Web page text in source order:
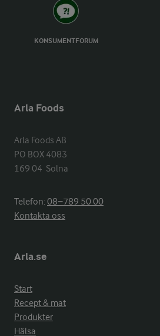
KONSUMENTFORUM
Arla Foods
Arla Foods AB
PO BOX 4083
169 04  Solna
Telefon:08−789 50 00
Kontakta oss
Arla.se
Start
Recept & mat
Produkter
Hälsa